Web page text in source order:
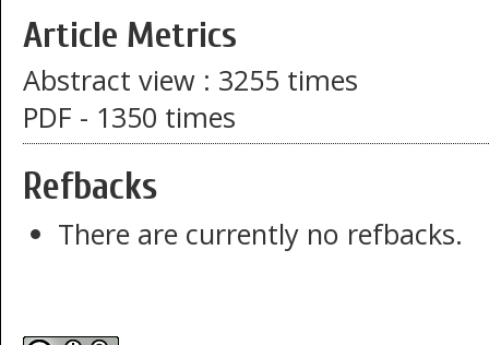
Article Metrics
Abstract view : 3255 times
PDF - 1350 times
Refbacks
There are currently no refbacks.